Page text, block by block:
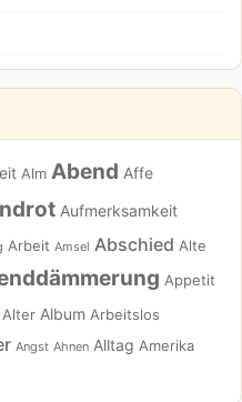
Alm Abend Affe
Aufmerksamkeit
Arbeit Amsel Abschied Alte
Appetit
Alter Album Arbeitslos
Angst Ahnen Alltag Amerika